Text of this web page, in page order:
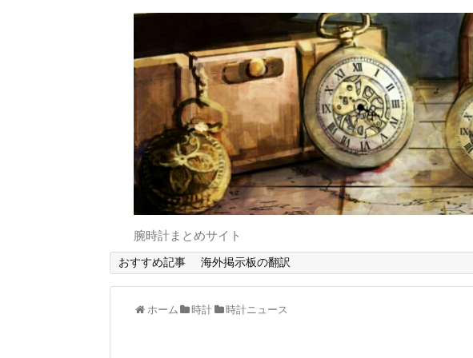
腕時計まとめサイト
おすすめ記事 海外掲示板の翻訳
ホーム 時計 時計ニュース